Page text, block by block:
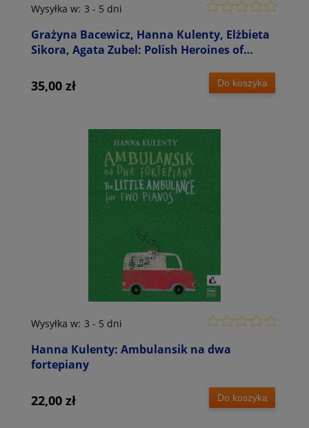
Grażyna Bacewicz, Hanna Kulenty, Elżbieta
Sikora, Agata Zubel: Polish Heroines of
Wysyłka w: 3 - 5 dni
35,00 zł Do koszyka
Hanna Kulenty: Ambulansik na dwa
fortepiany
Wysyłka w: 3 - 5 dni
22,00 zł Do koszyka